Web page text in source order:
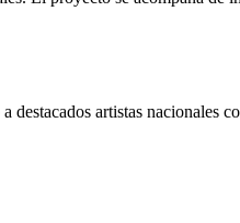
destacados artistas nacionales